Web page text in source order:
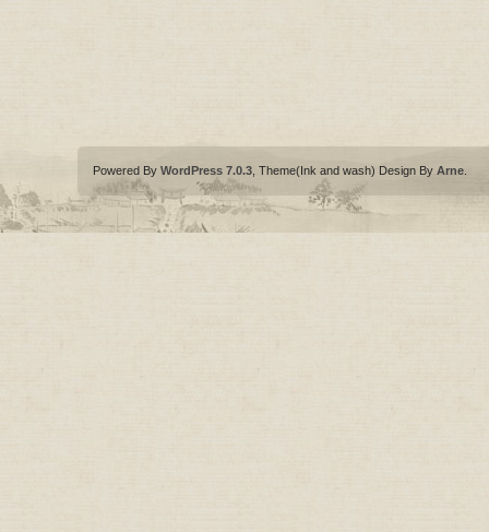
Powered By WordPress 7.0.3 , Theme(Ink and wash) Design By Arne